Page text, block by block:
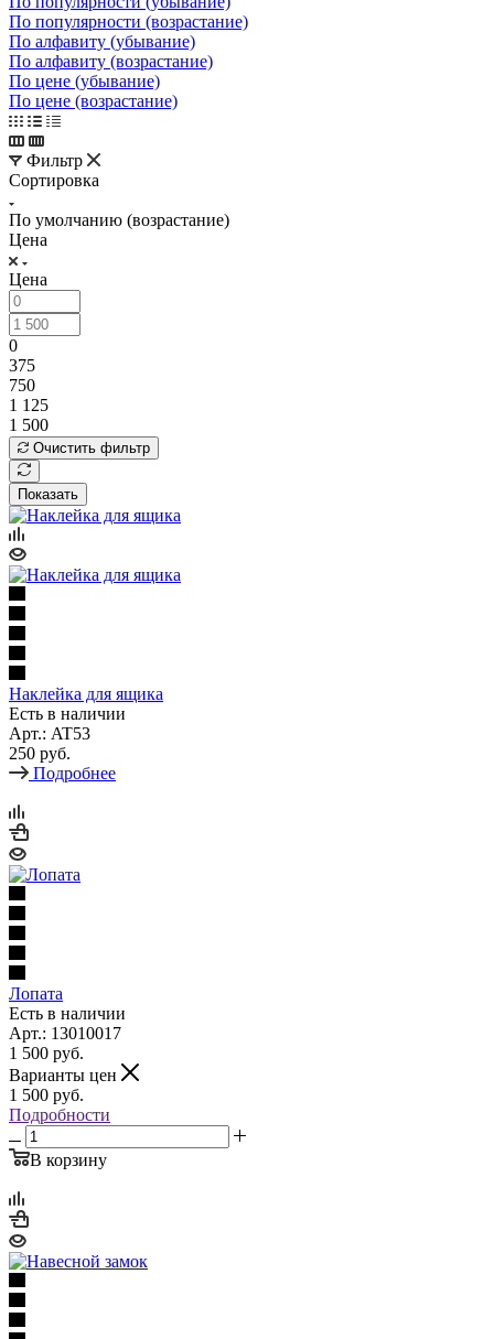
По популярности (возрастание)
По алфавиту (убывание)
По алфавиту (возрастание)
По цене (убывание)
По цене (возрастание)
Фильтр
Сортировка
По умолчанию (возрастание)
Цена
Цена
0
375
750
1 125
1 500
Очистить фильтр
Показать
Наклейка для ящика
Есть в наличии
Арт.: AT53
250 руб.
Подробнее
Лопата
Есть в наличии
Арт.: 13010017
1 500 руб.
Варианты цен
1 500 руб.
Подробности
В корзину